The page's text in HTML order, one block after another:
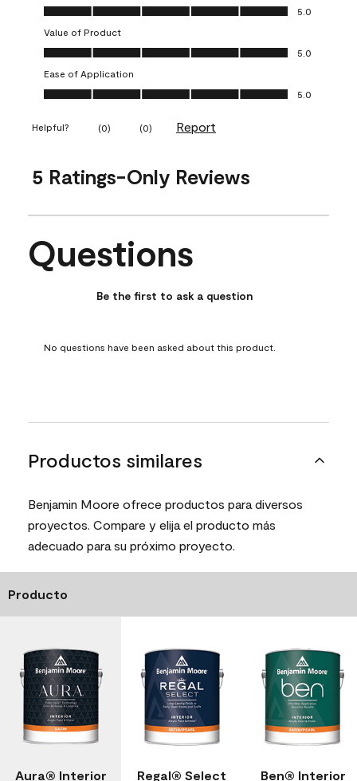
Quality of Product, 5.0 out of 5
5.0
Value of Product
Value of Product, 5.0 out of 5
5.0
Ease of Application
Ease of Application, 5.0 out of 5
5.0
Helpful? (0) (0) Report
5 Ratings-Only Reviews
No questions have been asked about this product.
Questions
Be the first to ask a question
No questions have been asked about this product.
Productos similares
Benjamin Moore ofrece productos para diversos
proyectos. Compare y elija el producto más
adecuado para su próximo proyecto.
Producto
Aura® Interior
Regal® Select
Ben® Interior